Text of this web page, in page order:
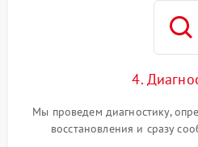
4.
Мы проведем диагностику,
восстановления и сразу